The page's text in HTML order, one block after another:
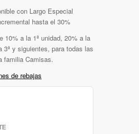
con Largo Especial
hasta el 30%
10% a la 1ª unidad, 20% a la
3ª y siguientes, para todas las
familia Camisas.
de rebajas